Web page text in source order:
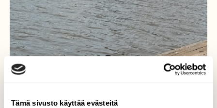
Tämä sivusto käyttää evästeitä